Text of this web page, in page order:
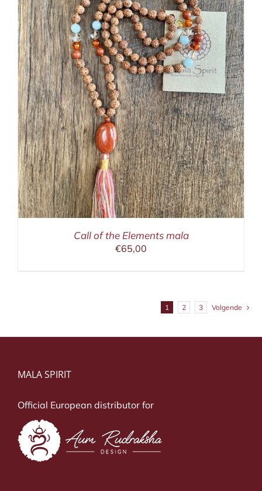
Call of the Elements mala
€65,00
1 2 3 Volgende
MALA SPIRIT
Official European distributor for